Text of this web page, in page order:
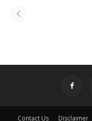
పితృదేవతల
Contact Us Disclaimer